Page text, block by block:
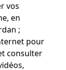
vos
en
;
pour
consulter